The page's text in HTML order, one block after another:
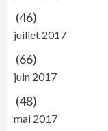
(46)
juillet 2017
(66)
juin 2017
(48)
mai 2017